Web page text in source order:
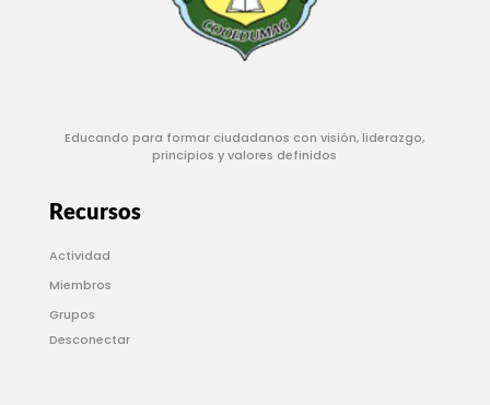
Educando para formar ciudadanos con visión, liderazgo,
principios y valores definidos
Recursos
Actividad
Miembros
Grupos
Desconectar